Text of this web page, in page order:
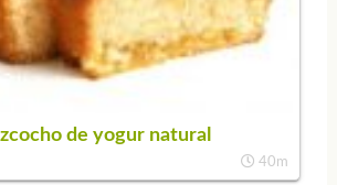
de yogur natural
40m